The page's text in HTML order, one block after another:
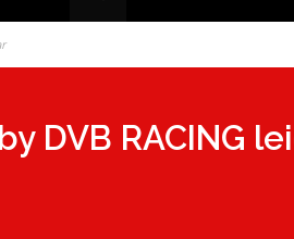
DVB RACING